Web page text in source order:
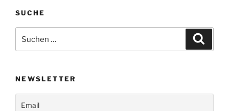
SUCHE
nach:
NEWSLETTER